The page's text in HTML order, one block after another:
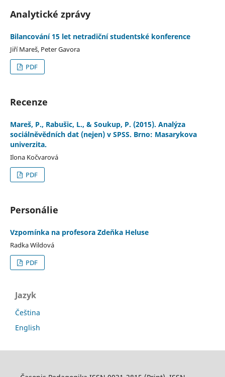
Analytické zprávy
Bilancování 15 let netradiční studentské konference
Jiří Mareš, Peter Gavora
PDF
Recenze
Mareš, P., Rabušic, L., & Soukup, P. (2015). Analýza
sociálněvědních dat (nejen) v SPSS. Brno: Masarykova
univerzita.
Ilona Kočvarová
PDF
Personálie
Vzpomínka na profesora Zdeňka Heluse
Radka Wildová
PDF
Jazyk
Čeština
English